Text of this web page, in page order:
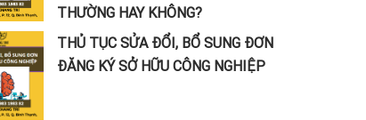
THƯỜNG HAY KHÔNG?
THỦ TỤC SỬA ĐỔI, BỔ SUNG ĐƠN
ĐĂNG KÝ SỞ HỮU CÔNG NGHIỆP